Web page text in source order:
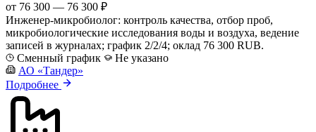
от 76 300 — 76 300 ₽
Инженер-микробиолог: контроль качества, отбор проб,
микробиологические исследования воды и воздуха, ведение
записей в журналах; график 2/2/4; оклад 76 300 RUB.
Сменный график
Не указано
АО «Тандер»
Подробнее